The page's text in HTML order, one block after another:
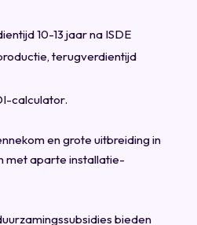
10-13 jaar na ISDE
terugverdientijd
calculator.
en grote uitbreiding in
met aparte installatie-
bieden